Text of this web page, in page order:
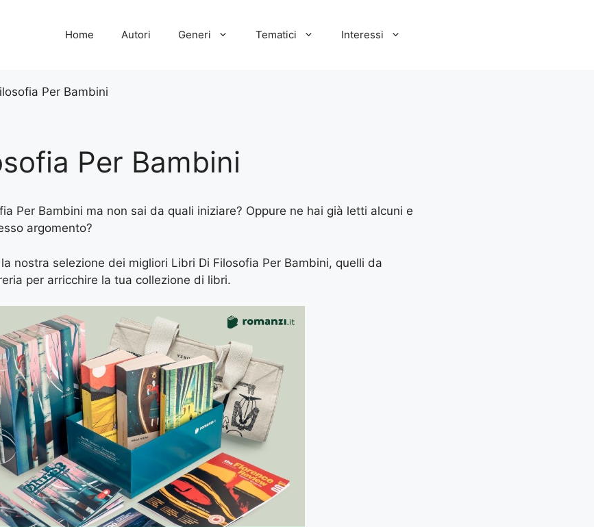
Home Autori Generi Tematici Interessi
Per Bambini
Per Bambini
Per Bambini ma non sai da quali iniziare? Oppure ne hai già letti alcuni e
argomento?
nostra selezione dei migliori Libri Di Filosofia Per Bambini, quelli da
per arricchire la tua collezione di libri.